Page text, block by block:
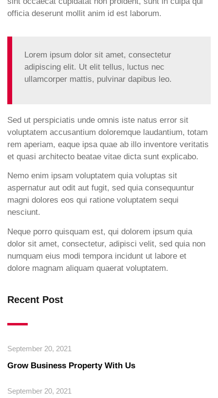
officia deserunt mollit anim id est laborum.
Lorem ipsum dolor sit amet, consectetur
adipiscing elit. Ut elit tellus, luctus nec
ullamcorper mattis, pulvinar dapibus leo.
Sed ut perspiciatis unde omnis iste natus error sit
voluptatem accusantium doloremque laudantium, totam
rem aperiam, eaque ipsa quae ab illo inventore veritatis
et quasi architecto beatae vitae dicta sunt explicabo.
Nemo enim ipsam voluptatem quia voluptas sit
aspernatur aut odit aut fugit, sed quia consequuntur
magni dolores eos qui ratione voluptatem sequi
nesciunt.
Neque porro quisquam est, qui dolorem ipsum quia
dolor sit amet, consectetur, adipisci velit, sed quia non
numquam eius modi tempora incidunt ut labore et
dolore magnam aliquam quaerat voluptatem.
Recent Post
September 20, 2021
Grow Business Property With Us
September 20, 2021